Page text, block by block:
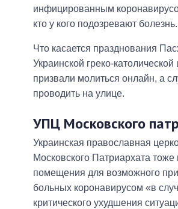
инфицированным
кто у кого подозревают болезнь.
Что касается празднования
Украинской греко-
призвали молиться онлайн, а
проводить на улице.
УПЦ Московского
Украинская православная
Московского Патриархата тоже
помещения для возможного
больных коронавирусом «в
критического ухудшения